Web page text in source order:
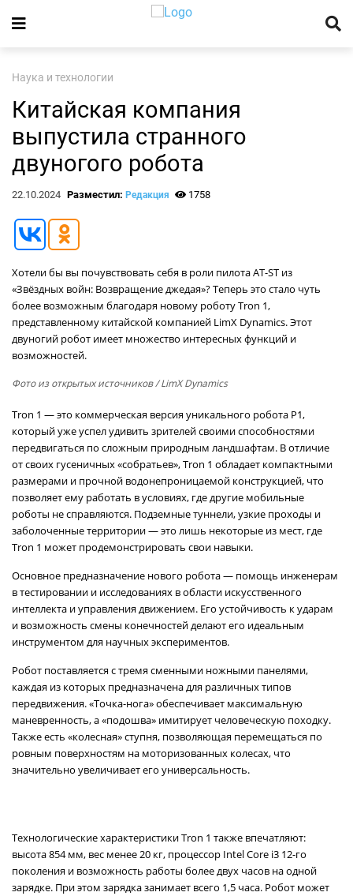
Наука и технологии
Китайская компания
выпустила странного
двуногого робота
22.10.2024 Разместил: Редакция 1758
Хотели бы вы почувствовать себя в роли пилота AT-ST из
«Звёздных войн: Возвращение джедая»? Теперь это стало чуть
более возможным благодаря новому роботу Tron 1,
представленному китайской компанией LimX Dynamics. Этот
двуногий робот имеет множество интересных функций и
возможностей.
Фото из открытых источников/ LimX Dynamics
Tron 1 — это коммерческая версия уникального робота P1,
который уже успел удивить зрителей своими способностями
передвигаться по сложным природным ландшафтам. В отличие
от своих гусеничных «собратьев», Tron 1 обладает компактными
размерами и прочной водонепроницаемой конструкцией, что
позволяет ему работать в условиях, где другие мобильные
роботы не справляются. Подземные туннели, узкие проходы и
заболоченные территории — это лишь некоторые из мест, где
Tron 1 может продемонстрировать свои навыки.
Основное предназначение нового робота — помощь инженерам
в тестировании и исследованиях в области искусственного
интеллекта и управления движением. Его устойчивость к ударам
и возможность смены конечностей делают его идеальным
инструментом для научных экспериментов.
Робот поставляется с тремя сменными ножными панелями,
каждая из которых предназначена для различных типов
передвижения. «Точка-нога» обеспечивает максимальную
маневренность, а «подошва» имитирует человеческую походку.
Также есть «колесная» ступня, позволяющая перемещаться по
ровным поверхностям на моторизованных колесах, что
значительно увеличивает его универсальность.
Технологические характеристики Tron 1 также впечатляют:
высота 854 мм, вес менее 20 кг, процессор Intel Core i3 12-го
поколения и возможность работы более двух часов на одной
зарядке. При этом зарядка занимает всего 1,5 часа. Робот может